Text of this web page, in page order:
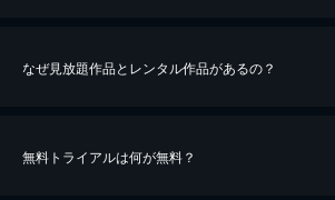
なぜ見放題作品とレンタル作品があるの？
無料トライアルは何が無料？